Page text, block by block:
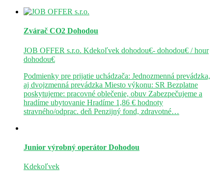
Zvárač CO2 Dohodou
JOB OFFER s.r.o. Kdekoľvek dohodou€- dohodou€ / hour
dohodou€
Podmienky pre prijatie uchádzača: Jednozmenná prevádzka,
aj dvojzmenná prevádzka Miesto výkonu: SR Bezplatne
poskytujeme: pracovné oblečenie, obuv Zabezpečujeme a
hradíme ubytovanie Hradíme 1,86 € hodnoty
stravného/odprac. deň Penzijný fond, zdravotné…
Junior výrobný operátor Dohodou
Kdekoľvek